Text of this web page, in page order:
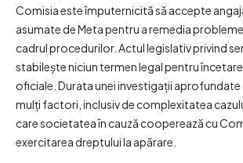
Comisia este împuternicită să accepte
asumate de Meta pentru a remedia
cadrul procedurilor. Actul legislativ privind
stabilește niciun termen legal pentru
oficiale. Durata unei investigații aprofundate
mulți factori, inclusiv de complexitatea
care societatea în cauză cooperează cu
exercitarea dreptului la apărare.